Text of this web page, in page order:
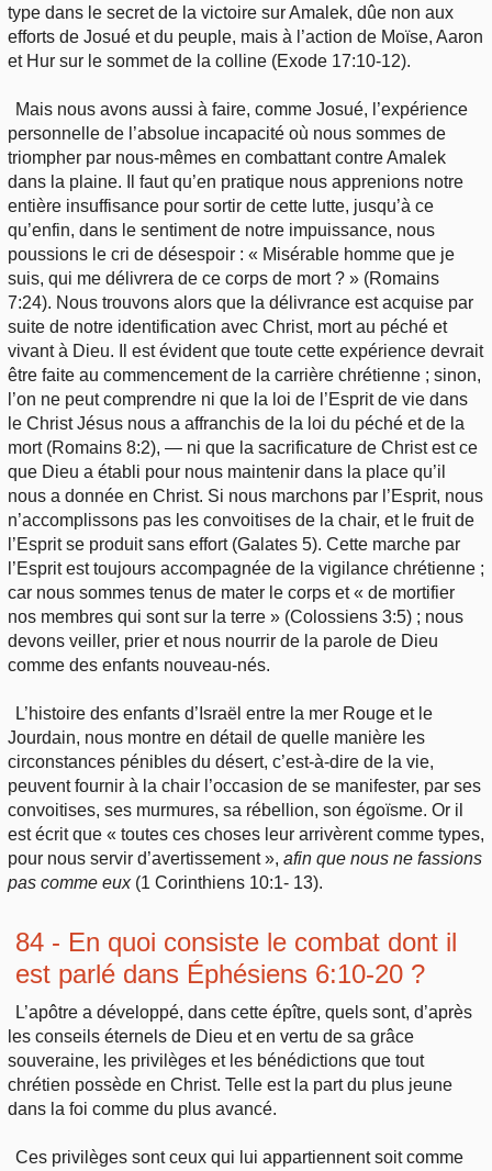
type dans le secret de la victoire sur Amalek, dûe non aux
efforts de Josué et du peuple, mais à l’action de Moïse, Aaron
et Hur sur le sommet de la colline (Exode 17:10-12).
Mais nous avons aussi à faire, comme Josué, l’expérience
personnelle de l’absolue incapacité où nous sommes de
triompher par nous-mêmes en combattant contre Amalek
dans la plaine. Il faut qu’en pratique nous apprenions notre
entière insuffisance pour sortir de cette lutte, jusqu’à ce
qu’enfin, dans le sentiment de notre impuissance, nous
poussions le cri de désespoir : « Misérable homme que je
suis, qui me délivrera de ce corps de mort ? » (Romains
7:24). Nous trouvons alors que la délivrance est acquise par
suite de notre identification avec Christ, mort au péché et
vivant à Dieu. Il est évident que toute cette expérience devrait
être faite au commencement de la carrière chrétienne ; sinon,
l’on ne peut comprendre ni que la loi de l’Esprit de vie dans
le Christ Jésus nous a affranchis de la loi du péché et de la
mort (Romains 8:2), — ni que la sacrificature de Christ est ce
que Dieu a établi pour nous maintenir dans la place qu’il
nous a donnée en Christ. Si nous marchons par l’Esprit, nous
n’accomplissons pas les convoitises de la chair, et le fruit de
l’Esprit se produit sans effort (Galates 5). Cette marche par
l’Esprit est toujours accompagnée de la vigilance chrétienne ;
car nous sommes tenus de mater le corps et « de mortifier
nos membres qui sont sur la terre » (Colossiens 3:5) ; nous
devons veiller, prier et nous nourrir de la parole de Dieu
comme des enfants nouveau-nés.
L’histoire des enfants d’Israël entre la mer Rouge et le
Jourdain, nous montre en détail de quelle manière les
circonstances pénibles du désert, c’est-à-dire de la vie,
peuvent fournir à la chair l’occasion de se manifester, par ses
convoitises, ses murmures, sa rébellion, son égoïsme. Or il
est écrit que « toutes ces choses leur arrivèrent comme types,
pour nous servir d’avertissement », afin que nous ne fassions
pas comme eux(1 Corinthiens 10:1- 13).
84 - En quoi consiste le combat dont il
est parlé dans Éphésiens 6:10-20 ?
L’apôtre a développé, dans cette épître, quels sont, d’après
les conseils éternels de Dieu et en vertu de sa grâce
souveraine, les privilèges et les bénédictions que tout
chrétien possède en Christ. Telle est la part du plus jeune
dans la foi comme du plus avancé.
Ces privilèges sont ceux qui lui appartiennent soit comme